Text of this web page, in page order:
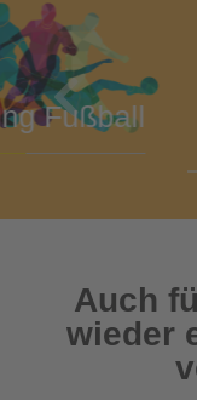
Previous
Auch
wieder